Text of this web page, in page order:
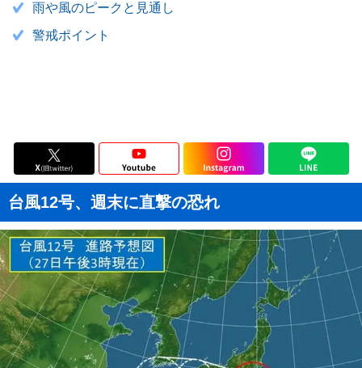
雨や風のピークと見通し
警戒ポイント
台風12号、週末に直撃の恐れ